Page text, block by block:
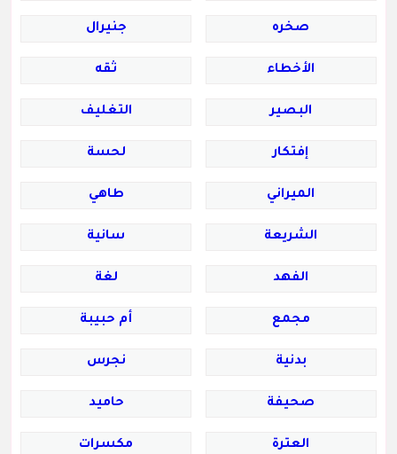
صخره جنيرال
الأخطاء ثقه
البصير التغليف
إفتكار لحسة
الميراني طاهي
الشريعة سانية
الفهد لغة
مجمع أم حبيبة
بدنية نجرس
صحيفة حاميد
العترة مكسرات